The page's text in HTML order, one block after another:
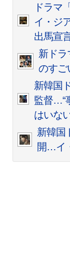
ドラマ
イ・ジ
出馬宣
新ドラ
のすご
新韓国
監督…“
はいな
新韓国
開…イ